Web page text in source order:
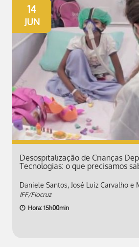
14
JUN
Desospitalização de Crianças
Tecnologias: o que precisamos
Daniele Santos, José Luiz Carvalho e
IFF/Fiocruz
Hora: 15h00min